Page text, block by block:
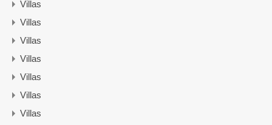
Villas
Villas
Villas
Villas
Villas
Villas
Villas